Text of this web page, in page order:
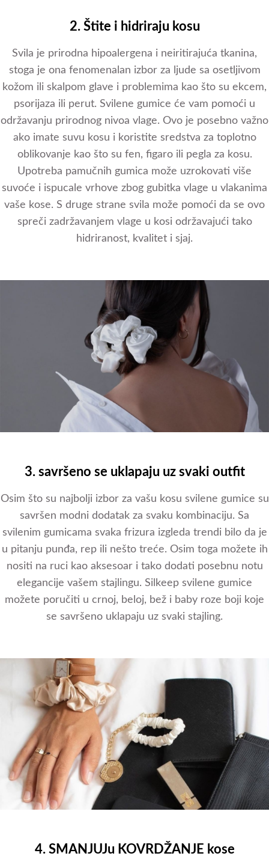
2. Štite i hidriraju kosu
Svila je prirodna hipoalergena i neiritirajuća tkanina,
stoga je ona fenomenalan izbor za ljude sa osetljivom
kožom ili skalpom glave i problemima kao što su ekcem,
psorijaza ili perut. Svilene gumice će vam pomoći u
održavanju prirodnog nivoa vlage. Ovo je posebno važno
ako imate suvu kosu i koristite sredstva za toplotno
oblikovanje kao što su fen, figaro ili pegla za kosu.
Upotreba pamučnih gumica može uzrokovati više
suvoće i ispucale vrhove zbog gubitka vlage u vlakanima
vaše kose. S druge strane svila može pomoći da se ovo
spreči zadržavanjem vlage u kosi održavajući tako
hidriranost, kvalitet i sjaj.
3. savršeno se uklapaju uz svaki outfit
Osim što su najbolji izbor za vašu kosu svilene gumice su
savršen modni dodatak za svaku kombinaciju. Sa
svilenim gumicama svaka frizura izgleda trendi bilo da je
u pitanju punđa, rep ili nešto treće. Osim toga možete ih
nositi na ruci kao aksesoar i tako dodati posebnu notu
elegancije vašem stajlingu. Silkeep svilene gumice
možete poručiti u crnoj, beloj, bež i baby roze boji koje
se savršeno uklapaju uz svaki stajling.
4. SMANJUJu KOVRDŽANJE kose